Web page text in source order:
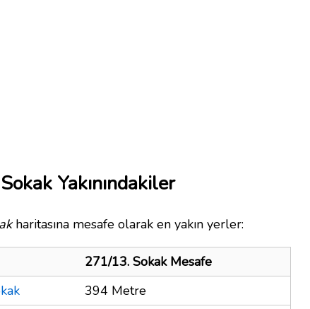
Yakınındakiler
haritasına mesafe olarak en yakın yerler:
271/13. Sokak Mesafe
394 Metre